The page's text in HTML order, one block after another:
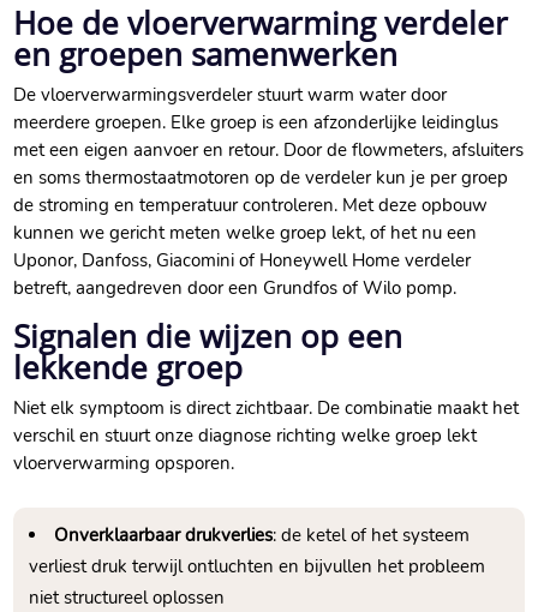
Hoe de vloerverwarming verdeler
en groepen samenwerken
De vloerverwarmingsverdeler stuurt warm water door
meerdere groepen.​ Elke groep is een afzonderlijke leidinglus
met een eigen aanvoer en retour.​ Door de flowmeters, afsluiters
en soms thermostaatmotoren op de verdeler kun je per groep
de stroming en temperatuur controleren.​ Met deze opbouw
kunnen we gericht meten welke groep lekt, of het nu een
Uponor, Danfoss, Giacomini of Honeywell Home verdeler
betreft, aangedreven door een Grundfos of Wilo pomp.​
Signalen die wijzen op een
lekkende groep
Niet elk symptoom is direct zichtbaar.​ De combinatie maakt het
verschil en stuurt onze diagnose richting welke groep lekt
vloerverwarming opsporen.​
Onverklaarbaar drukverlies: de ketel of het systeem
verliest druk terwijl ontluchten en bijvullen het probleem
niet structureel oplossen